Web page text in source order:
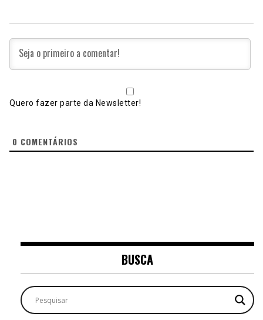
Quero fazer parte da Newsletter!
0 COMENTÁRIOS
BUSCA